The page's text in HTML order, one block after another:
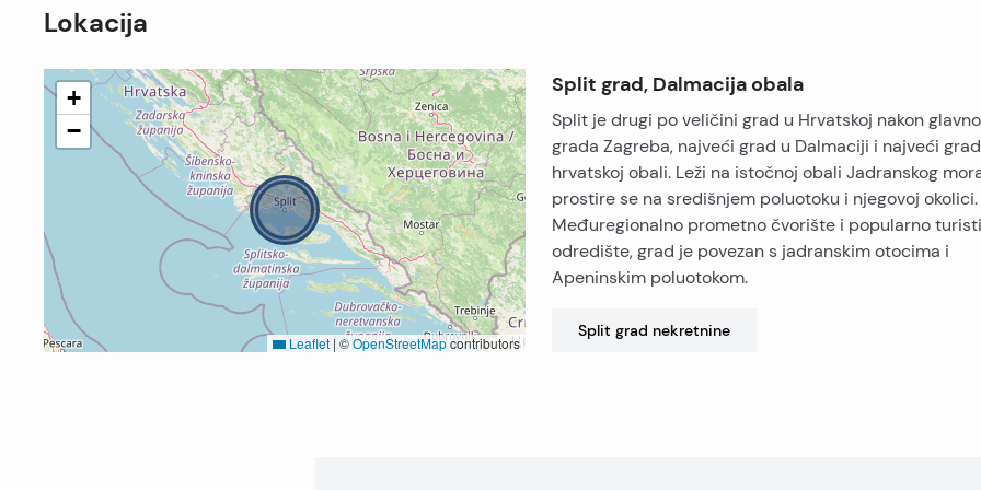
Lokacija
+
−
Leaflet | ©OpenStreetMapcontributors
Split grad, Dalmacija obala
Split je drugi po veličini grad u Hrvatskoj nakon
grada Zagreba, najveći grad u Dalmaciji i najveći
hrvatskoj obali. Leži na istočnoj obali Jadranskog
prostire se na središnjem poluotoku i njegovoj okolici.
Međuregionalno prometno čvorište i popularno
odredište, grad je povezan s jadranskim otocima i
Apeninskim poluotokom.
Split grad nekretnine